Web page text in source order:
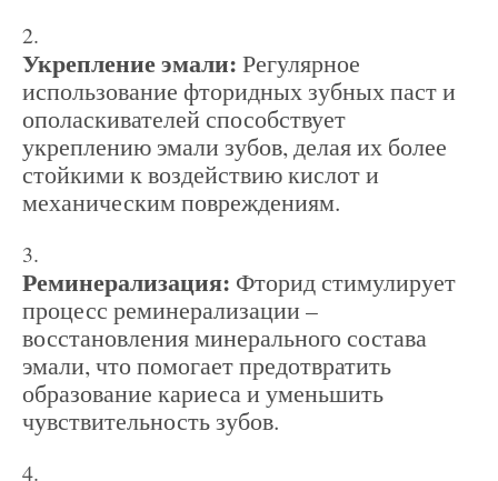
Укрепление эмали: Регулярное
использование фторидных зубных паст и
ополаскивателей способствует
укреплению эмали зубов, делая их более
стойкими к воздействию кислот и
механическим повреждениям.
Реминерализация: Фторид стимулирует
процесс реминерализации –
восстановления минерального состава
эмали, что помогает предотвратить
образование кариеса и уменьшить
чувствительность зубов.